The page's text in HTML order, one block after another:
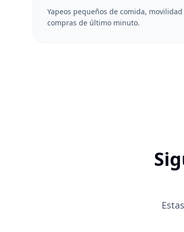
Yapeos pequeños de comida, movilidad
compras de último minuto.